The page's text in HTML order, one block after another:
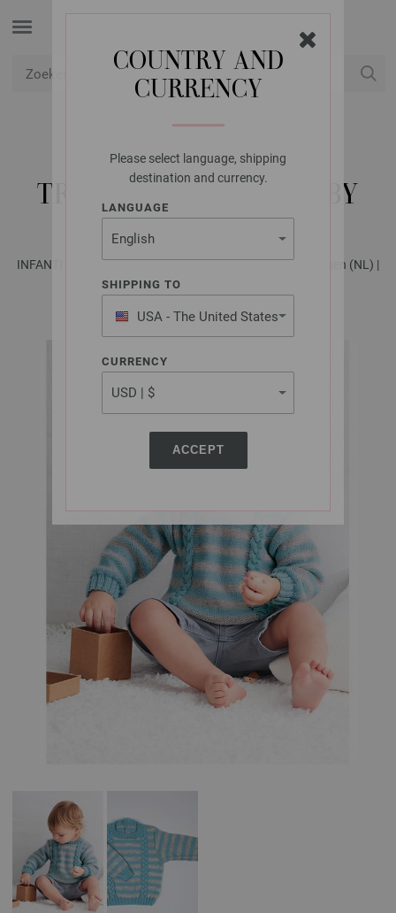
COUNTRY AND
CURRENCY
Please select language, shipping
destination and currency.
LANGUAGE
SHIPPING TO
USA - The United States
of America
CURRENCY
ACCEPT
LANA GROSSA
TRUI COOL WOOL BABY
INFANTI EDITION No. 2 - Tijdschrift (DE) + Breibeschrijvingen (NL) |
Model 23